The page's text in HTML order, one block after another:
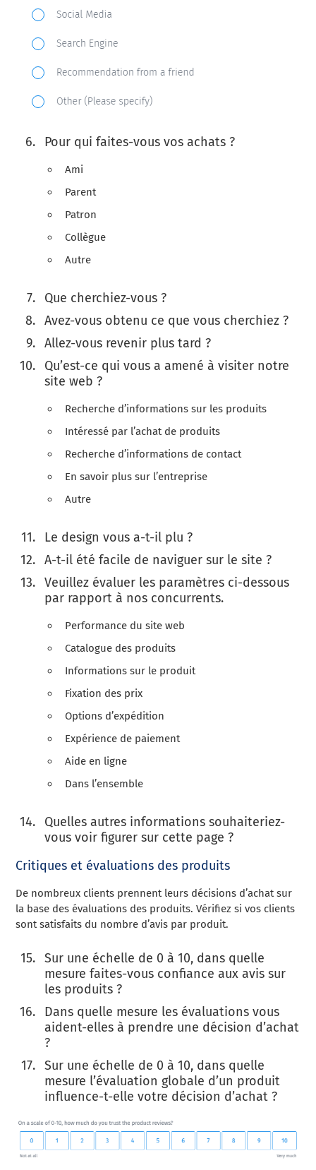
Pour qui faites-vous vos achats ?
Ami
Parent
Patron
Collègue
Autre
Que cherchiez-vous ?
Avez-vous obtenu ce que vous cherchiez ?
Allez-vous revenir plus tard ?
Qu’est-ce qui vous a amené à visiter notre
site web ?
Recherche d’informations sur les produits
Intéressé par l’achat de produits
Recherche d’informations de contact
En savoir plus sur l’entreprise
Autre
Le design vous a-t-il plu ?
A-t-il été facile de naviguer sur le site ?
Veuillez évaluer les paramètres ci-dessous
par rapport à nos concurrents.
Performance du site web
Catalogue des produits
Informations sur le produit
Fixation des prix
Options d’expédition
Expérience de paiement
Aide en ligne
Dans l’ensemble
Quelles autres informations souhaiteriez-
vous voir figurer sur cette page ?
Critiques et évaluations des produits
De nombreux clients prennent leurs décisions d’achat sur
la base des évaluations des produits. Vérifiez si vos clients
sont satisfaits du nombre d’avis par produit.
Sur une échelle de 0 à 10, dans quelle
mesure faites-vous confiance aux avis sur
les produits ?
Dans quelle mesure les évaluations vous
aident-elles à prendre une décision d’achat
?
Sur une échelle de 0 à 10, dans quelle
mesure l’évaluation globale d’un produit
influence-t-elle votre décision d’achat ?